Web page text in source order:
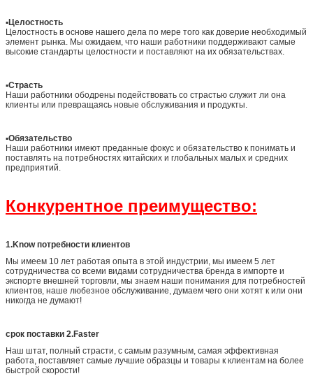
▪Целостность
Целостность в основе нашего дела по мере того как доверие необходимый
элемент рынка. Мы ожидаем, что наши работники поддерживают самые
высокие стандарты целостности и поставляют на их обязательствах.
▪Страсть
Наши работники ободрены подействовать со страстью служит ли она
клиенты или превращаясь новые обслуживания и продукты.
▪Обязательство
Наши работники имеют преданные фокус и обязательство к понимать и
поставлять на потребностях китайских и глобальных малых и средних
предприятий.
Конкурентное преимущество:
1.Know потребности клиентов
Мы имеем 10 лет работая опыта в этой индустрии, мы имеем 5 лет
сотрудничества со всеми видами сотрудничества бренда в импорте и
экспорте внешней торговли, мы знаем наши понимания для потребностей
клиентов, наше любезное обслуживание, думаем чего они хотят к или они
никогда не думают!
срок поставки 2.Faster
Наш штат, полный страсти, с самым разумным, самая эффективная
работа, поставляет самые лучшие образцы и товары к клиентам на более
быстрой скорости!